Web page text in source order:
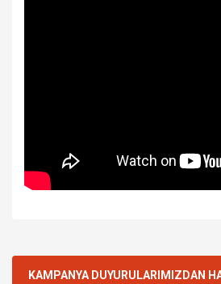
KAMPANYA DUYURULARIMIZDAN